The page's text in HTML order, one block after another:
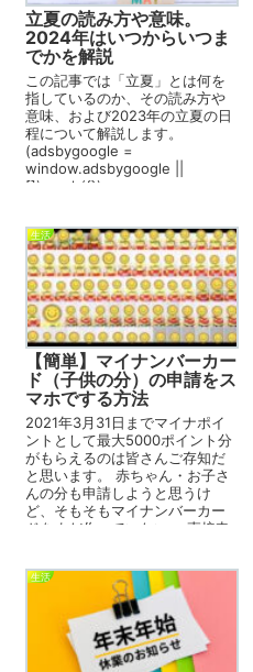
立夏の読み方や意味。
2024年はいつからいつま
でかを解説
この記事では「立夏」とは何を
指しているのか、その読み方や
意味、および2023年の立夏の日
程について解説します。
(adsbygoogle =
window.adsbygoogle ||
[]).push({}); ...
生活
【簡単】マイナンバーカー
ド（子供の分）の申請をス
マホでする方法
2021年3月31日までマイナポイ
ントとして最大5000ポイント分
がもらえるのは皆さんご存知だ
と思います。 赤ちゃん・お子さ
んの分も申請しようと思うけ
ど、そもそもマイナンバーカー
ドをまだ作っていない。 直接申
生活